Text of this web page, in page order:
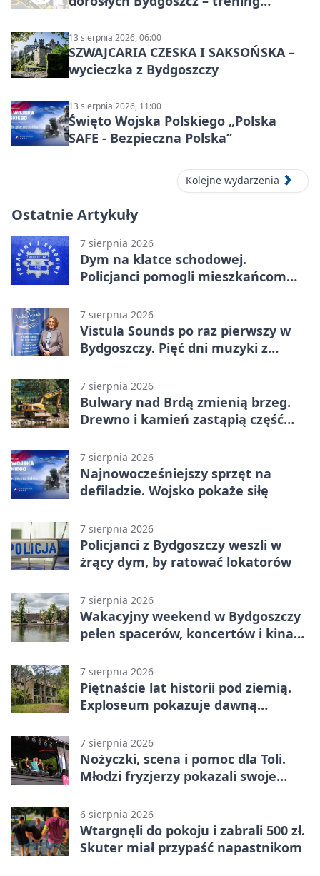
13 sierpnia 2026, 06:00
SZWAJCARIA CZESKA I SAKSOŃSKA –
wycieczka z Bydgoszczy
13 sierpnia 2026, 11:00
Święto Wojska Polskiego „Polska
SAFE - Bezpieczna Polska”
Kolejne wydarzenia
Ostatnie Artykuły
7 sierpnia 2026
Dym na klatce schodowej.
Policjanci pomogli mieszkańcom
7 sierpnia 2026
Vistula Sounds po raz pierwszy w
Bydgoszczy. Pięć dni muzyki z
7 sierpnia 2026
Bulwary nad Brdą zmienią brzeg.
Drewno i kamień zastąpią część
7 sierpnia 2026
Najnowocześniejszy sprzęt na
defiladzie. Wojsko pokaże siłę
7 sierpnia 2026
Policjanci z Bydgoszczy weszli w
żrący dym, by ratować lokatorów
7 sierpnia 2026
Wakacyjny weekend w Bydgoszczy
pełen spacerów, koncertów i kina
7 sierpnia 2026
Piętnaście lat historii pod ziemią.
Exploseum pokazuje dawną
7 sierpnia 2026
Nożyczki, scena i pomoc dla Toli.
Młodzi fryzjerzy pokazali swoje
6 sierpnia 2026
Wtargnęli do pokoju i zabrali 500 zł.
Skuter miał przypaść napastnikom